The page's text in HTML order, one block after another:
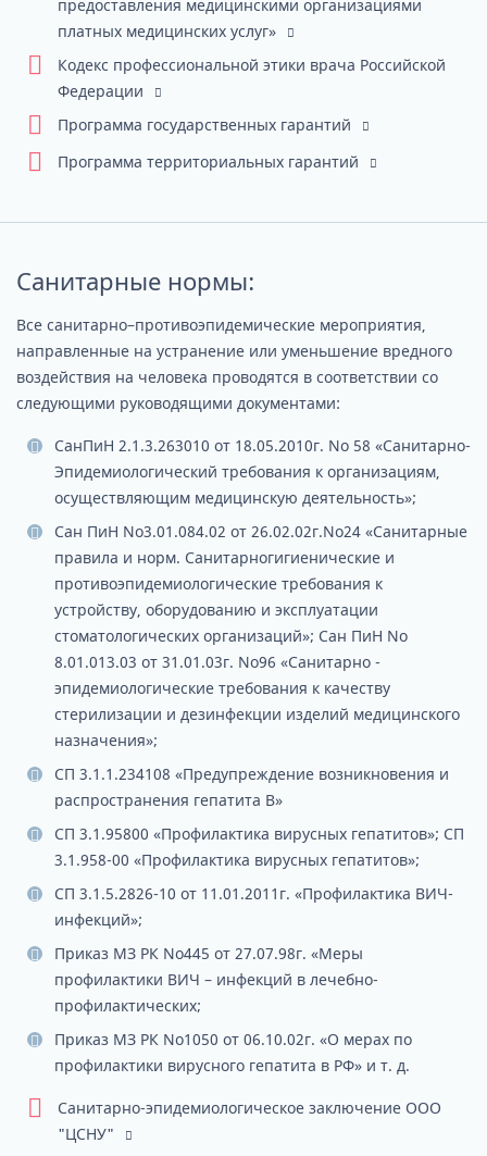
предоставления медицинскими организациями
платных медицинских услуг»
Кодекс профессиональной этики врача Российской
Федерации
Программа государственных гарантий
Программа территориальных гарантий
Санитарные нормы:
Все санитарно–противоэпидемические мероприятия,
направленные на устранение или уменьшение вредного
воздействия на человека проводятся в соответствии со
следующими руководящими документами:
СанПиН 2.1.3.2630­10 от 18.05.2010г. No 58 «Санитарно­
Эпидемиологический требования к организациям,
осуществляющим медицинскую деятельность»;
Сан ПиН No3.01.084.02 от 26.02.02г.No24 «Санитарные
правила и норм. Санитарно­гигиенические и
противоэпидемиологические требования к
устройству, оборудованию и эксплуатации
стоматологических организаций»; Сан ПиН No
8.01.013.03 от 31.01.03г. No96 «Санитарно ­
эпидемиологические требования к качеству
стерилизации и дезинфекции изделий медицинского
назначения»;
СП 3.1.1.2341­08 «Предупреждение возникновения и
распространения гепатита В»
СП 3.1.958­00 «Профилактика вирусных гепатитов»; СП
3.1.958-00 «Профилактика вирусных гепатитов»;
СП 3.1.5.2826-10 от 11.01.2011г. «Профилактика ВИЧ-
инфекций»;
Приказ МЗ РК No445 от 27.07.98г. «Меры
профилактики ВИЧ – инфекций в лечебно­
профилактических;
Приказ МЗ РК No1050 от 06.10.02г. «О мерах по
профилактики вирусного гепатита в РФ» и т. д.
Санитарно-эпидемиологическое заключение ООО
"ЦСНУ"